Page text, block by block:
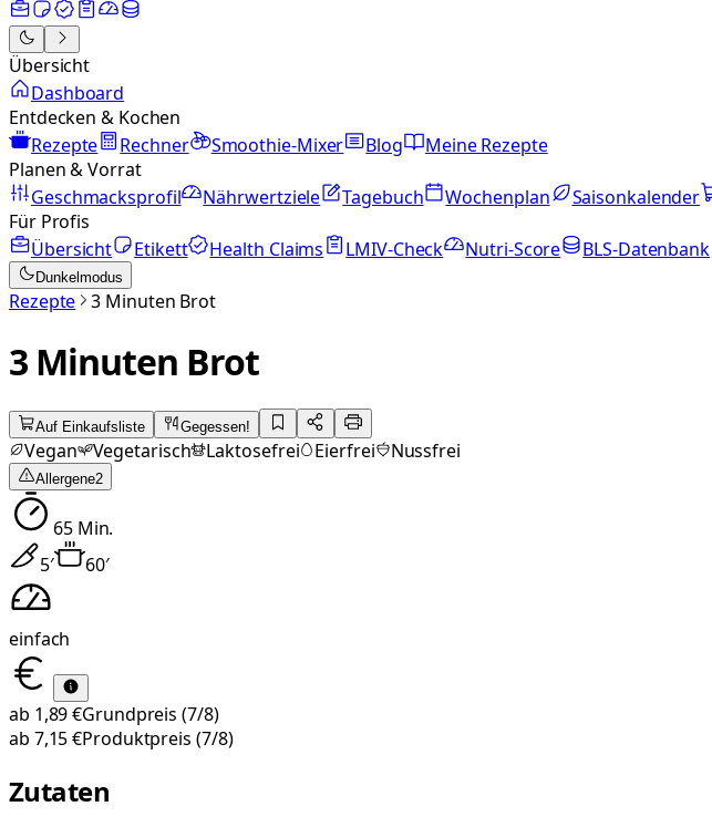
Übersicht
Dashboard
Entdecken & Kochen
Rezepte
Rechner Smoothie-Mixer Blog
Meine Rezepte
Planen & Vorrat
Geschmacksprofil
Nährwertziele Tagebuch Wochenplan Saisonkalender
Für Profis
Übersicht
Etikett Health Claims LMIV-Check Nutri-Score BLS-Datenbank
Dunkelmodus
Rezepte 3 Minuten Brot
3 Minuten Brot
Auf Einkaufsliste Gegessen!
Vegan Vegetarisch Laktosefrei Eierfrei Nussfrei
Allergene2
65Min.
5′ 60′
einfach
ab 1,89 €Grundpreis (7/8)
ab 7,15 €Produktpreis (7/8)
Zutaten